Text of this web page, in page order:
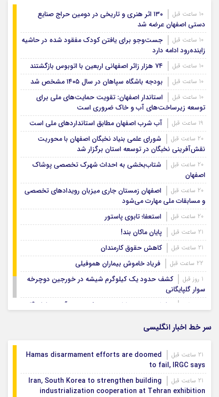
۱۳۰ اثر هنری و تاریخی در دومین حراج صنایع
دستی اصفهان عرضه شد
جست‌وجو برای یافتن کودک مفقود شده در حاشیه
زاینده‌رود ادامه دارد
۷۴ هزار زائر اصفهانی اربعین با اتوبوس بازگشتند
بودجه باشگاه سپاهان در سال ۱۴۰۵ مشخص شد
استاندار اصفهان: تقویت حمایت‌های ملی برای
توسعه زیرساخت‌های آب و خاک ضروری است
آب شرب اصفهان مطابق استانداردهای ملی است
شورای علمی بنیاد نخبگان اصفهان با محوریت
نقش‌آفرینی نخبگان در توسعه استان برگزار شد
شتاب‌بخشی به احداث شهرک تخصصی پوشاک
اصفهان
اصفهان زمستان جاری میزبان رویدادهای تخصصی
و مسابقات ملی مهارت می‌شود
استعفا؛ تابوی پاستور
پایان ماکان بند!
کاهش حقوق کارمندان
فریاد خاموش بیماران هموفیلی
کشف حدود یک کیلوگرم شیشه در خورجین دوچرخه
سوار گلپایگانی
نمایش وحدت و ارادت مردم فریدن در آیین جاماندگان
سر خط اخبار انگلیسی
Hamas disarmament efforts are doomed
to fail, IRGC says
Iran, South Korea to strengthen building
industrialization cooperation at Tehran exhibition